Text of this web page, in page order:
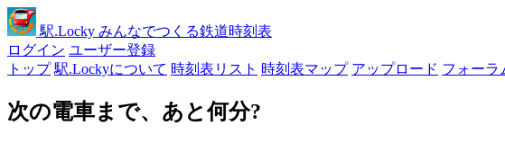
駅.Locky みんなでつくる鉄道時刻表
ログイン ユーザー登録
トップ 駅.Lockyについて 時刻表リスト 時刻表マップ アップロード フォーラ
次の電車まで、あと何分?